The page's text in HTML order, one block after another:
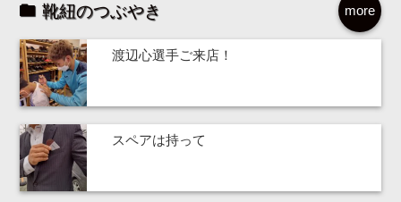
more
靴紐のつぶやき
渡辺心選手ご来店！
スペアは持って